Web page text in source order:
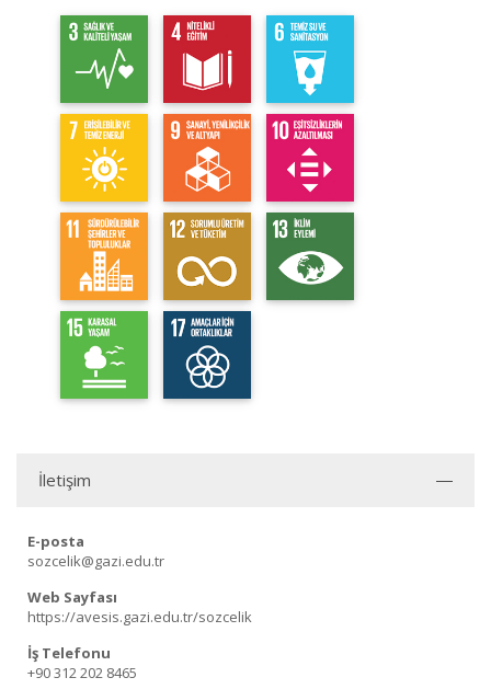
İletişim
E-posta
sozcelik@gazi.edu.tr
Web Sayfası
https://avesis.gazi.edu.tr/sozcelik
İş Telefonu
+90 312 202 8465